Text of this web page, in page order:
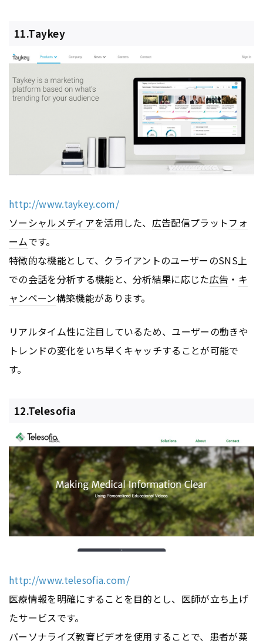
11.Taykey
http://www.taykey.com/
ソーシャルメディアを活用した、 広告配信プラットフォ
ームです。
特徴的な機能として、クライアントのユーザーのSNS上
での会話を分析する機能と、分析結果に応じた広告 ・ キ
ャンペーン構築機能があります。
リアルタイム性に注目しているため、ユーザーの動きや
トレンドの変化をいち早くキャッチすることが可能で
す。
12.Telesofia
http://www.telesofia.com/
医療情報を明確にすることを目的とし、医師が立ち上げ
たサービスです。
パーソナライズ教育ビデオを使用することで、患者が薬